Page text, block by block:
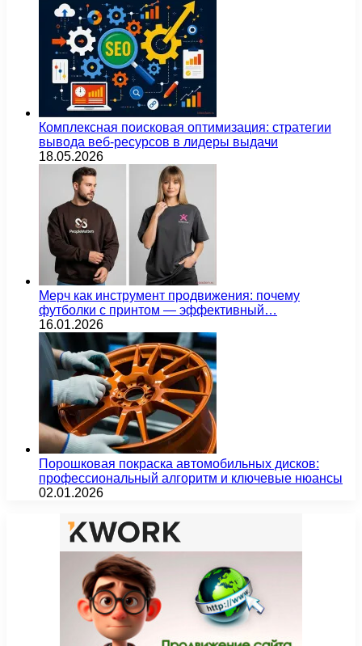
Комплексная поисковая оптимизация: стратегии
вывода веб-ресурсов в лидеры выдачи
18.05.2026
Мерч как инструмент продвижения: почему
футболки с принтом — эффективный…
16.01.2026
Порошковая покраска автомобильных дисков:
профессиональный алгоритм и ключевые нюансы
02.01.2026